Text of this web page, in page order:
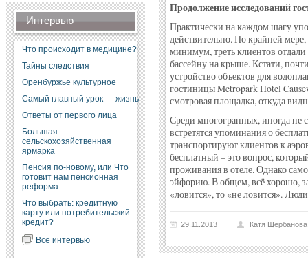
Интервью
Что происходит в медицине?
Тайны следствия
Оренбуржье культурное
Самый главный урок — жизнь
Ответы от первого лица
Большая
сельскохозяйственная
ярмарка
Пенсия по-новому, или Что
готовит нам пенсионная
реформа
Что выбрать: кредитную
карту или потребительский
кредит?
Все интервью
Продолжение исследований
Практически на каждом шагу
действительно. По крайней мере,
минимум, треть клиентов
бассейну на крыше. Кстати,
устройство объектов для
гостиницы Metropark Hotel
смотровая площадка, откуда
Среди многогранных, иногда не
встретятся упоминания о
транспортируют клиентов к
бесплатный – это вопрос,
проживания в отеле. Однако
эйфорию. В общем, всё хорошо,
«ловится», то «не ловится».
29.11.2013 Катя Щербанова